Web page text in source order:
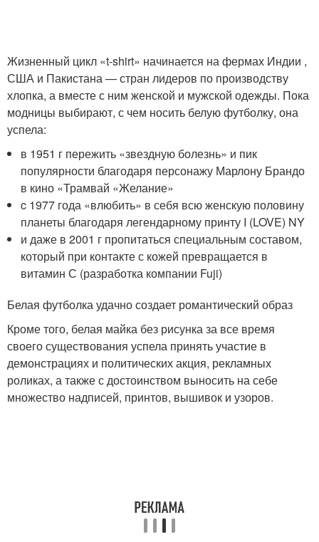
Жизненный цикл «t-shirt» начинается на фермах Индии ,
США и Пакистана — стран лидеров по производству
хлопка, а вместе с ним женской и мужской одежды. Пока
модницы выбирают, с чем носить белую футболку, она
успела:
в 1951 г пережить «звездную болезнь» и пик
популярности благодаря персонажу Марлону Брандо
в кино «Трамвай «Желание»
c 1977 года «влюбить» в себя всю женскую половину
планеты благодаря легендарному принту I (LOVE) NY
и даже в 2001 г пропитаться специальным составом,
который при контакте с кожей превращается в
витамин С (разработка компании Fuji)
Белая футболка удачно создает романтический образ
Кроме того, белая майка без рисунка за все время
своего существования успела принять участие в
демонстрациях и политических акция, рекламных
роликах, а также с достоинством выносить на себе
множество надписей, принтов, вышивок и узоров.